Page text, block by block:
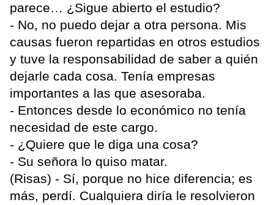
parece… ¿Sigue abierto el estudio?
- No, no puedo dejar a otra persona. Mis
causas fueron repartidas en otros estudios
y tuve la responsabilidad de saber a quién
dejarle cada cosa. Tenía empresas
importantes a las que asesoraba.
- Entonces desde lo económico no tenía
necesidad de este cargo.
- ¿Quiere que le diga una cosa?
- Su señora lo quiso matar.
(Risas) - Sí, porque no hice diferencia; es
más, perdí. Cualquiera diría le resolvieron